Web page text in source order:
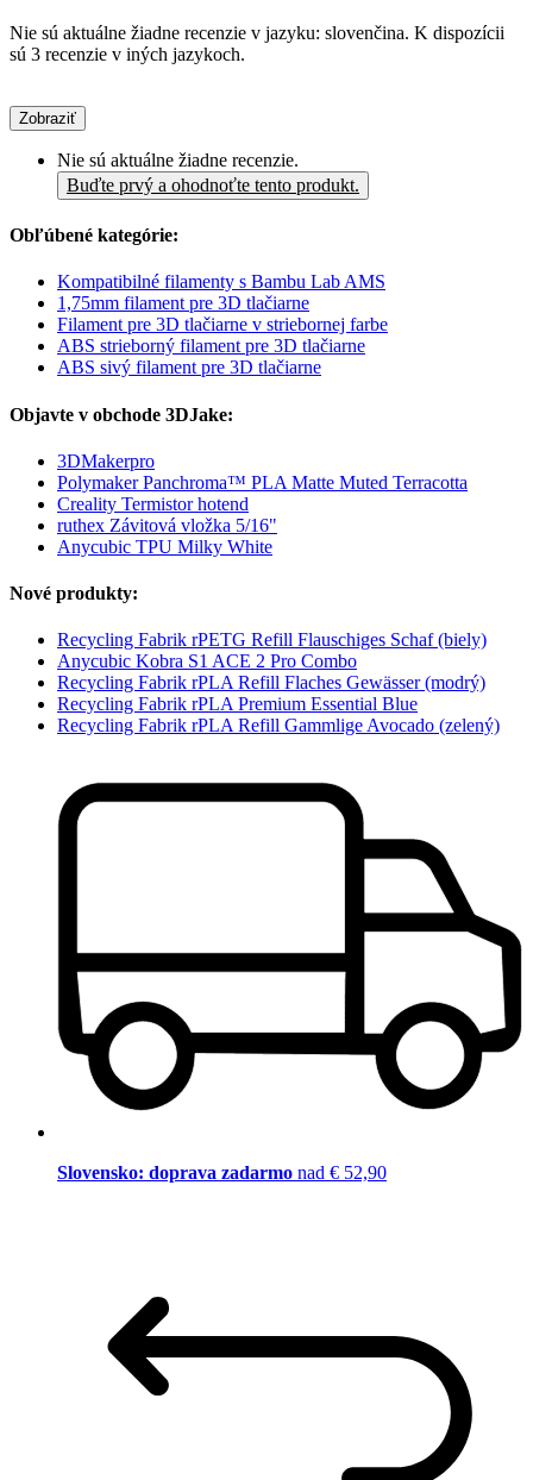
Nie sú aktuálne žiadne recenzie v jazyku: slovenčina. K dispozícii
sú 3 recenzie v iných jazykoch.
Zobraziť
Nie sú aktuálne žiadne recenzie.
Buďte prvý a ohodnoťte tento produkt.
Obľúbené kategórie:
Kompatibilné filamenty s Bambu Lab AMS
1,75mm filament pre 3D tlačiarne
Filament pre 3D tlačiarne v striebornej farbe
ABS strieborný filament pre 3D tlačiarne
ABS sivý filament pre 3D tlačiarne
Objavte v obchode 3DJake:
3DMakerpro
Polymaker Panchroma™ PLA Matte Muted Terracotta
Creality Termistor hotend
ruthex Závitová vložka 5/16"
Anycubic TPU Milky White
Nové produkty:
Recycling Fabrik rPETG Refill Flauschiges Schaf (biely)
Anycubic Kobra S1 ACE 2 Pro Combo
Recycling Fabrik rPLA Refill Flaches Gewässer (modrý)
Recycling Fabrik rPLA Premium Essential Blue
Recycling Fabrik rPLA Refill Gammlige Avocado (zelený)
Slovensko: doprava zadarmo nad € 52,90